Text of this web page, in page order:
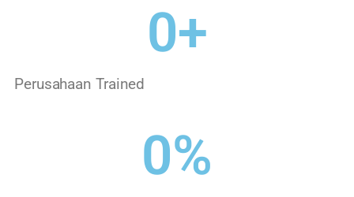
0+
Perusahaan Trained
0%